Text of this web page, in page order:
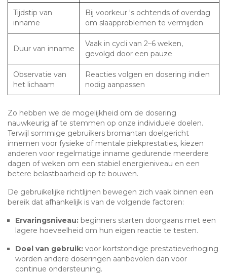
Tijdstip van
inname
Bij voorkeur 's ochtends of overdag
om slaapproblemen te vermijden
Duur van inname
Vaak in cycli van 2–6 weken,
gevolgd door een pauze
Observatie van
het lichaam
Reacties volgen en dosering indien
nodig aanpassen
Zo hebben we de mogelijkheid om de dosering
nauwkeurig af te stemmen op onze individuele doelen.
Terwijl sommige gebruikers bromantan doelgericht
innemen voor fysieke of mentale piekprestaties, kiezen
anderen voor regelmatige inname gedurende meerdere
dagen of weken om een stabiel energieniveau en een
betere belastbaarheid op te bouwen.
De gebruikelijke richtlijnen bewegen zich vaak binnen een
bereik dat afhankelijk is van de volgende factoren:
Ervaringsniveau: beginners starten doorgaans met een
lagere hoeveelheid om hun eigen reactie te testen.
Doel van gebruik: voor kortstondige prestatieverhoging
worden andere doseringen aanbevolen dan voor
continue ondersteuning.